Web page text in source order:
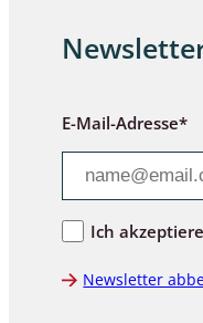
E-Mail-Adresse*
Ich
Newsletter